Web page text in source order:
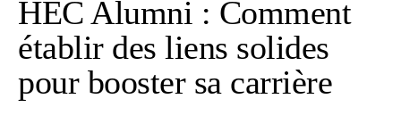
HEC Alumni : Comment
établir des liens solides
pour booster sa carrière